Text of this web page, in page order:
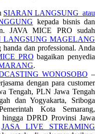
SIARAN LANGSUNG atau
kepada bisnis dan
JAVA MICE PRO sudah
LANGSUNG MAGELANG
dan professional. Anda
PRO bagaikan penyedia
.
WONOSOBO –
dengan para customer
Tengah, PLN Jawa Tengah
dan Yogyakarta, Sriboga
Kota Semarang,
hingga DPRD Provinsi Jawa
JASA LIVE STREAMING